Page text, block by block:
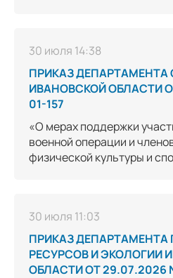
30 июля 14:38
ПРИКАЗ ДЕПАРТАМЕНТА
ИВАНОВСКОЙ ОБЛАСТИ
01-157
«О мерах поддержки
военной операции и
физической культуры и
30 июля 11:03
ПРИКАЗ
РЕСУРСОВ И ЭКОЛОГИИ
ОБЛАСТИ ОТ 29.07.2026